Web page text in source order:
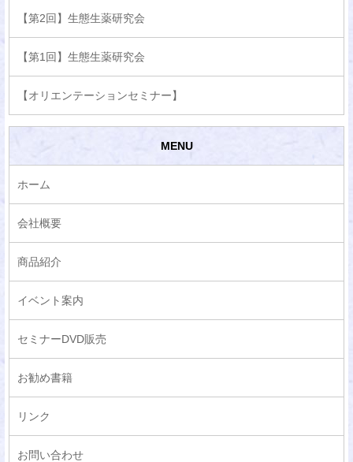
【第2回】生態生薬研究会
【第1回】生態生薬研究会
【オリエンテーションセミナー】
MENU
ホーム
会社概要
商品紹介
イベント案内
セミナーDVD販売
お勧め書籍
リンク
お問い合わせ